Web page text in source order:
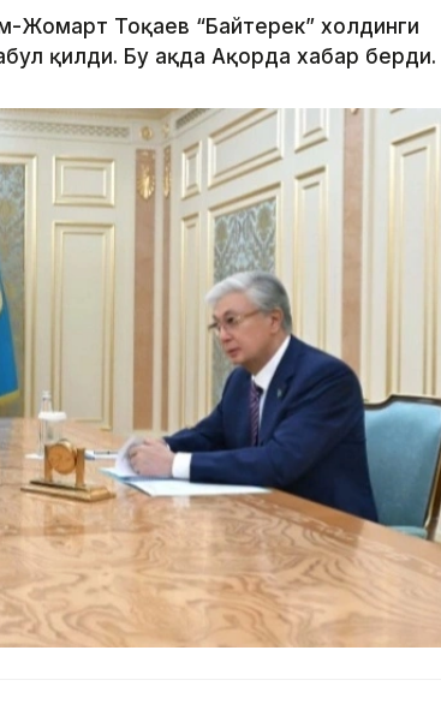
Жомарт Тоқаев “Байтерек” холдинги
қилди. Бу ҳақда Ақорда хабар берди.